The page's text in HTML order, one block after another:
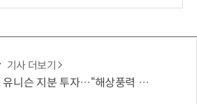
기사 더보기
슨 지분 투자…“해상풍력 시너지 도모”